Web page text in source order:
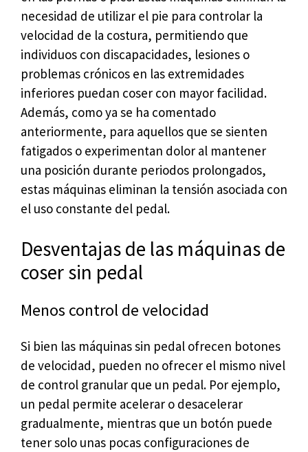
necesidad de utilizar el pie para controlar la
velocidad de la costura, permitiendo que
individuos con discapacidades, lesiones o
problemas crónicos en las extremidades
inferiores puedan coser con mayor facilidad.
Además, como ya se ha comentado
anteriormente, para aquellos que se sienten
fatigados o experimentan dolor al mantener
una posición durante periodos prolongados,
estas máquinas eliminan la tensión asociada con
el uso constante del pedal.
Desventajas de las máquinas de
coser sin pedal
Menos control de velocidad
Si bien las máquinas sin pedal ofrecen botones
de velocidad, pueden no ofrecer el mismo nivel
de control granular que un pedal. Por ejemplo,
un pedal permite acelerar o desacelerar
gradualmente, mientras que un botón puede
tener solo unas pocas configuraciones de